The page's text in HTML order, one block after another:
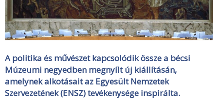
A politika és művészet kapcsolódik össze a bécsi
Múzeumi negyedben megnyílt új kiállításán,
amelynek alkotásait az Egyesült Nemzetek
Szervezetének (ENSZ) tevékenysége inspirálta.